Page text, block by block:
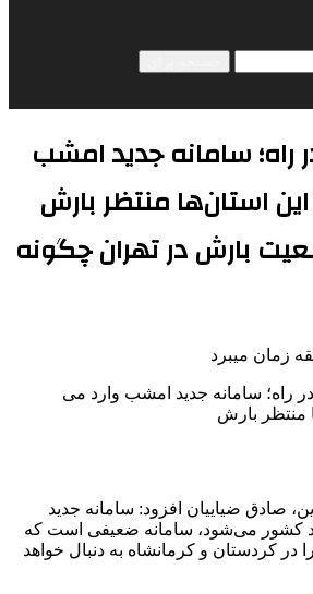
راه؛ سامانه جدید امشب
استان‌ها منتظر بارش
بارش در تهران چگونه
صادق ضیاییان افزود: سامانه جدید
کشور می‌شود، سامانه ضعیفی است که
در کردستان و کرمانشاه به دنبال خواهد